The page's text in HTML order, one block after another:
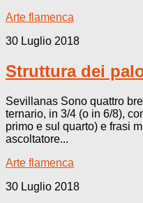
Arte flamenca
30 Luglio 2018
Struttura dei
Sevillanas Sono quattro
ternario, in 3/4 (o in 6/8),
primo e sul quarto) e frasi
ascoltatore...
Arte flamenca
30 Luglio 2018